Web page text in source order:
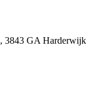
, 3843 GA Harderwijk